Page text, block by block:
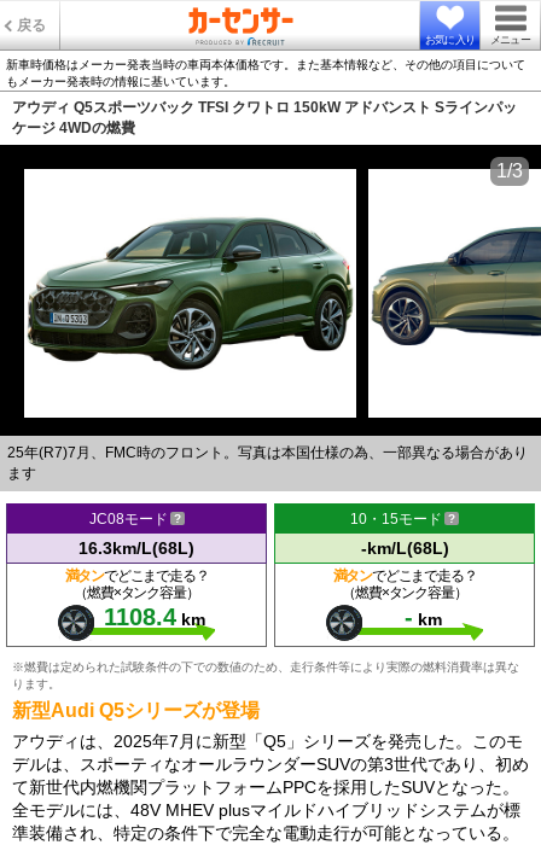
戻る
お気に入り メニュー
新車時価格はメーカー発表当時の車両本体価格です。また基本情報など、その他の項目について
もメーカー発表時の情報に基いています。
アウディ Q5スポーツバック TFSI クワトロ 150kW アドバンスト Sラインパッ
ケージ 4WDの燃費
25年(R7)7月、FMC時のフロント。写真は本国仕様の為、一部異なる場合があり
ます
1/3
JC08モード
16.3km/L(68L)
満タンでどこまで走る？
（燃費×タンク容量）
1108.4 km
10・15モード
-km/L(68L)
満タンでどこまで走る？
（燃費×タンク容量）
- km
※燃費は定められた試験条件の下での数値のため、走行条件等により実際の燃料消費率は異な
ります。
新型Audi Q5シリーズが登場
アウディは、2025年7月に新型「Q5」シリーズを発売した。このモ
デルは、スポーティなオールラウンダーSUVの第3世代であり、初め
て新世代内燃機関プラットフォームPPCを採用したSUVとなった。
全モデルには、48V MHEV plusマイルドハイブリッドシステムが標
準装備され、特定の条件下で完全な電動走行が可能となっている。